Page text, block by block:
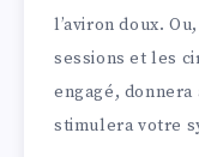
l’aviron doux.
sessions et les
engagé,
stimulera votre